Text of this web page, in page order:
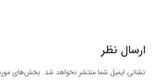
ارسال نظر
نشانی ایمیل شما منتشر نخواهد شد. بخش‌های